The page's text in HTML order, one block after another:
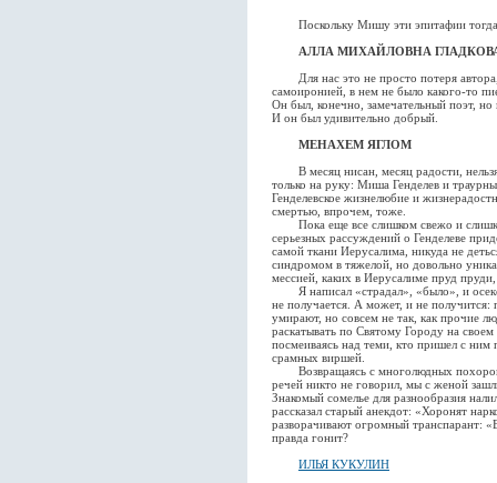
Поскольку Мишу эти эпитафии тогда
АЛЛА МИХАЙЛОВНА ГЛАДКОВА ,
Для нас это не просто потеря автора,
самоиронией, в нем не было какого-то
Он был, конечно, замечательный поэт,
И он был удивительно добрый.
МЕНАХЕМ ЯГЛОМ
В месяц нисан, месяц радости, нельзя
только на руку: Миша Генделев и
Генделевское жизнелюбие и
смертью, впрочем, тоже.
Пока еще все слишком свежо и
серьезных рассуждений о Генделеве
самой ткани Иерусалима, никуда не
синдромом в тяжелой, но довольно
мессией, каких в Иерусалиме пруд
Я написал «страдал», «было», и
не получается. А может, и не получится:
умирают, но совсем не так, как прочие
раскатывать по Святому Городу на
посмеиваясь над теми, кто пришел с
срамных виршей.
Возвращаясь с многолюдных похорон,
речей никто не говорил, мы с женой
Знакомый сомелье для разнообразия
рассказал старый анекдот: «Хоронят
разворачивают огромный транспарант:
правда гонит?
ИЛЬЯ КУКУЛИН